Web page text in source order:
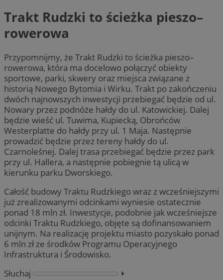
Trakt Rudzki to ścieżka pieszo–
rowerowa
Przypomnijmy, że Trakt Rudzki to ścieżka pieszo–
rowerowa, która ma docelowo połączyć obiekty
sportowe, parki, skwery oraz miejsca związane z
historią Nowego Bytomia i Wirku. Trakt po zakończeniu
dwóch najnowszych inwestycji przebiegać będzie od ul.
Nowary przez podnóże hałdy do ul. Katowickiej. Dalej
będzie wieść ul. Tuwima, Kupiecką, Obrońców
Westerplatte do hałdy przy ul. 1 Maja. Następnie
prowadzić będzie przez tereny hałdy do ul.
Czarnoleśnej. Dalej trasa przebiegać będzie przez park
przy ul. Hallera, a następnie pobiegnie tą ulicą w
kierunku parku Dworskiego.
Całość budowy Traktu Rudzkiego wraz z wcześniejszymi
już zrealizowanymi odcinkami wyniesie ostatecznie
ponad 18 mln zł. Inwestycje, podobnie jak wcześniejsze
odcinki Traktu Rudzkiego, objęte są dofinansowaniem
unijnym. Na realizację projektu miasto pozyskało ponad
6 mln zł ze środków Programu Operacyjnego
Infrastruktura i Środowisko.
Słuchaj
⏵︎